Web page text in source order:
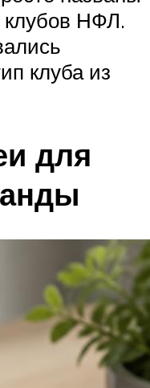
клубов НФЛ.
клуба из
для